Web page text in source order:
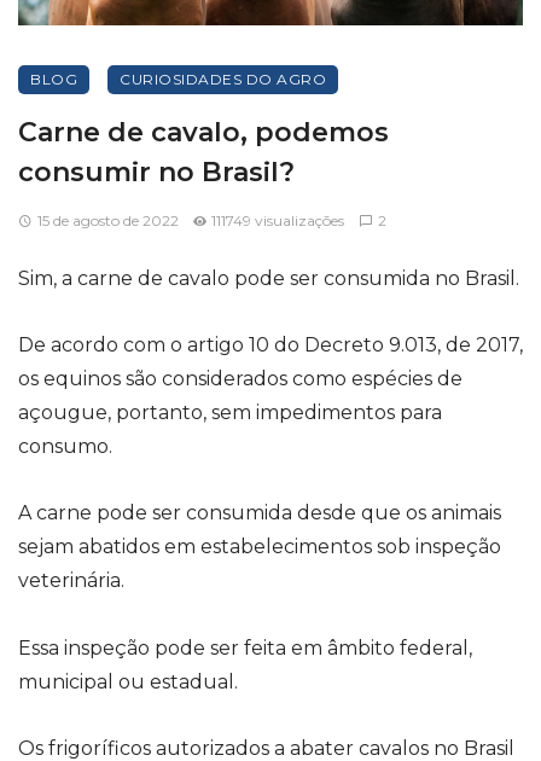
BLOG CURIOSIDADES DO AGRO
Carne de cavalo, podemos
consumir no Brasil?
15 de agosto de 2022 111749 visualizações 2
Sim, a carne de cavalo pode ser consumida no Brasil.
De acordo com o artigo 10 do Decreto 9.013, de 2017,
os equinos são considerados como espécies de
açougue, portanto, sem impedimentos para
consumo.
A carne pode ser consumida desde que os animais
sejam abatidos em estabelecimentos sob inspeção
veterinária.
Essa inspeção pode ser feita em âmbito federal,
municipal ou estadual.
Os frigoríficos autorizados a abater cavalos no Brasil